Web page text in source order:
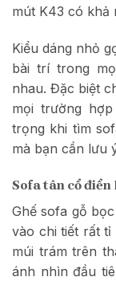
mút K43 có khả
Kiểu dáng nhỏ
bài trí trong
nhau. Đặc biệt
mọi trường
trọng khi tìm
mà bạn cần lưu
Sofa tân cổ điển
Ghế sofa gỗ
vào chi tiết rất
múi trám trên
ánh nhìn đầu